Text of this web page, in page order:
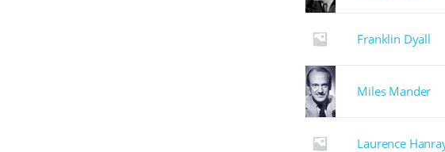
Franklin Dyall
Miles Mander
Laurence